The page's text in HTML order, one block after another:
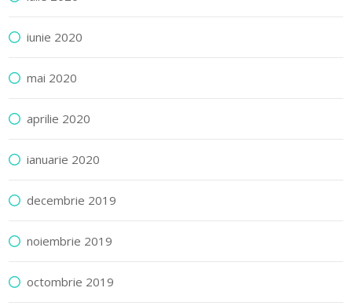
iunie 2020
mai 2020
aprilie 2020
ianuarie 2020
decembrie 2019
noiembrie 2019
octombrie 2019